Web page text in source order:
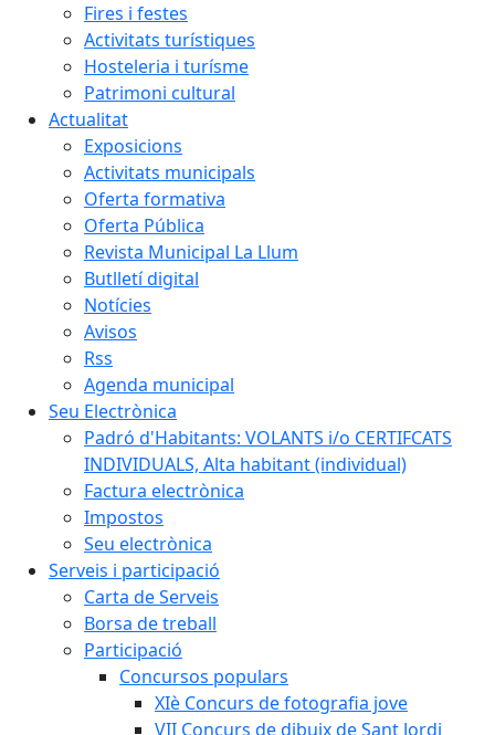
Fires i festes
Activitats turístiques
Hosteleria i turísme
Patrimoni cultural
Actualitat
Exposicions
Activitats municipals
Oferta formativa
Oferta Pública
Revista Municipal La Llum
Butlletí digital
Notícies
Avisos
Rss
Agenda municipal
Seu Electrònica
Padró d'Habitants: VOLANTS i/o CERTIFCATS
INDIVIDUALS, Alta habitant (individual)
Factura electrònica
Impostos
Seu electrònica
Serveis i participació
Carta de Serveis
Borsa de treball
Participació
Concursos populars
XIè Concurs de fotografia jove
VII Concurs de dibuix de Sant Jordi